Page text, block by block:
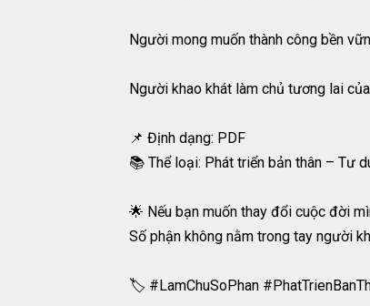
Người mong muốn thành công bền
Người khao khát làm chủ tương lai
📌 Định dạng: PDF
📚 Thể loại: Phát triển bản thân – Tư
🌟 Nếu bạn muốn thay đổi cuộc đời
Số phận không nằm trong tay người
🏷️ #LamChuSoPhan